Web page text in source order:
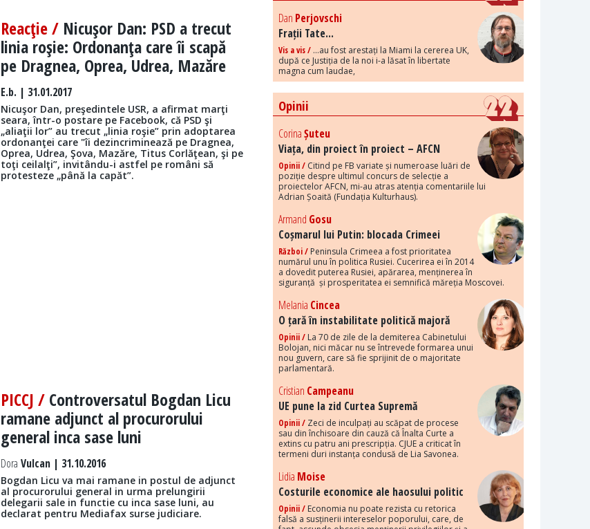
Reacţie / Nicuşor Dan: PSD a trecut
linia roşie: Ordonanţa care îi scapă
pe Dragnea, Oprea, Udrea, Mazăre
E.b. | 31.01.2017
Nicuşor Dan, preşedintele USR, a afirmat marţi
seara, într-o postare pe Facebook, că PSD şi
„aliaţii lor” au trecut „linia roşie” prin adoptarea
ordonanţei care "îi dezincriminează pe Dragnea,
Oprea, Udrea, Şova, Mazăre, Titus Corlăţean, şi pe
toţi ceilalţi”, invitându-i astfel pe români să
protesteze „până la capăt”.
PICCJ / Controversatul Bogdan Licu
ramane adjunct al procurorului
general inca sase luni
Dora Vulcan | 31.10.2016
Bogdan Licu va mai ramane in postul de adjunct
al procurorului general in urma prelungirii
delegarii sale in functie cu inca sase luni, au
declarat pentru Mediafax surse judiciare.
Dan Perjovschi
Frații Tate...
Vis a vis / ...au fost arestați la Miami la cererea UK,
după ce Justiția de la noi i-a lăsat în libertate
magna cum laudae,
Opinii
CorinaȘuteu
Viața, din proiect în proiect – AFCN
Opinii / Citind pe FB variate și numeroase luări de
poziție despre ultimul concurs de selecție a
proiectelor AFCN, mi-au atras atenția comentariile lui
Adrian Șoaită (Fundația Kulturhaus).
Armand Gosu
Coșmarul lui Putin: blocada Crimeei
Război / Peninsula Crimeea a fost prioritatea
numărul unu în politica Rusiei. Cucerirea ei în 2014
a dovedit puterea Rusiei, apărarea, menținerea în
siguranță și prosperitatea ei semnifică măreția Moscovei.
Melania Cincea
O țară în instabilitate politică majoră
Opinii / La 70 de zile de la demiterea Cabinetului
Bolojan, nici măcar nu se întrevede formarea unui
nou guvern, care să fie sprijinit de o majoritate
parlamentară.
Cristian Campeanu
UE pune la zid Curtea Supremă
Opinii / Zeci de inculpați au scăpat de procese
sau din închisoare din cauză că Înalta Curte a
extins cu patru ani prescripția. CJUE a criticat în
termeni duri instanța condusă de Lia Savonea.
Lidia Moise
Costurile economice ale haosului politic
Opinii / Economia nu poate rezista cu retorica
falsă a susținerii intereselor poporului, care, de